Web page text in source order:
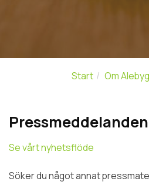
Start Om
Pressmeddelanden
Se vårt nyhetsflöde
Söker du något annat